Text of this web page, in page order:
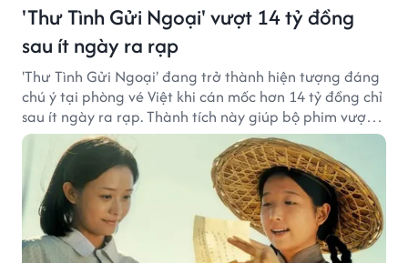
'Thư Tình Gửi Ngoại' vượt 14 tỷ đồng
sau ít ngày ra rạp
'Thư Tình Gửi Ngoại' đang trở thành hiện tượng đáng
chú ý tại phòng vé Việt khi cán mốc hơn 14 tỷ đồng chỉ
sau ít ngày ra rạp. Thành tích này giúp bộ phim vượt
kỳ vọng ban đầu và duy trì sức hút giữa cuộc cạnh
tranh của nhiều tác phẩm lớn.